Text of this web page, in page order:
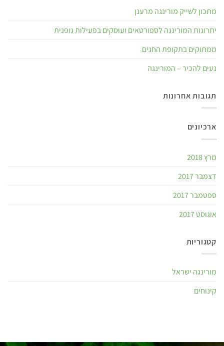
מתכון לשייק מורינגה מרענן
יתרונות המורינגה לספורטאים ועוסקים בפעילות גופנית
ממתוקים בתקופת החגים
נעים להכיר – המורינגה
תגובות אחרונות
ארכיונים
מרץ 2018
דצמבר 2017
ספטמבר 2017
אוגוסט 2017
קטגוריות
מורינגה ישראל
קינוחים